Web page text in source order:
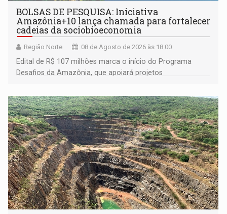
BOLSAS DE PESQUISA: Iniciativa
Amazônia+10 lança chamada para fortalecer
cadeias da sociobioeconomia
Região Norte 08 de Agosto de 2026 às 18:00
Edital de R$ 107 milhões marca o início do Programa
Desafios da Amazônia, que apoiará projetos
submissão de pré-propostas poderá ser feita até 1º de
setembro